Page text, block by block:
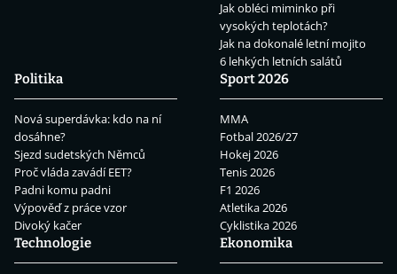
Jak obléci miminko při
vysokých teplotách?
Jak na dokonalé letní mojito
6 lehkých letních salátů
Politika
Nová superdávka: kdo na ní
dosáhne?
Sjezd sudetských Němců
Proč vláda zavádí EET?
Padni komu padni
Výpověď z práce vzor
Divoký kačer
Sport 2026
MMA
Fotbal 2026/27
Hokej 2026
Tenis 2026
F1 2026
Atletika 2026
Cyklistika 2026
Technologie
Ekonomika